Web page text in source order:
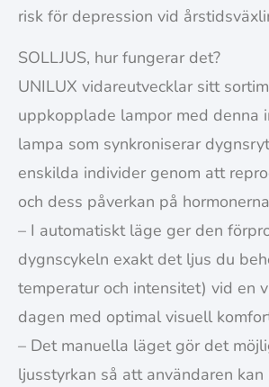
risk för depression vid
SOLLJUS, hur fungerar det?
UNILUX vidareutvecklar sitt
uppkopplade lampor med denna
lampa som synkroniserar
enskilda individer genom att
och dess påverkan på
– I automatiskt läge ger den
dygnscykeln exakt det ljus du
temperatur och intensitet) vid en
dagen med optimal visuell
– Det manuella läget gör det
ljusstyrkan så att användaren